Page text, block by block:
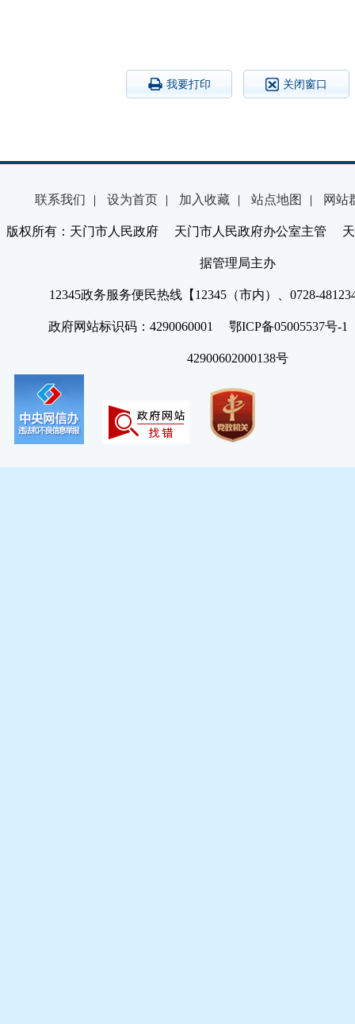
我要打印 关闭窗口
联系我们 | 设为首页 | 加入收藏 | 站点地图 | 网站
版权所有：天门市人民政府 天门市人民政府办公室主管 天
据管理局主办
12345政务服务便民热线【12345（市内）、0728-
政府网站标识码：4290060001 鄂ICP备05005537号
42900602000138号